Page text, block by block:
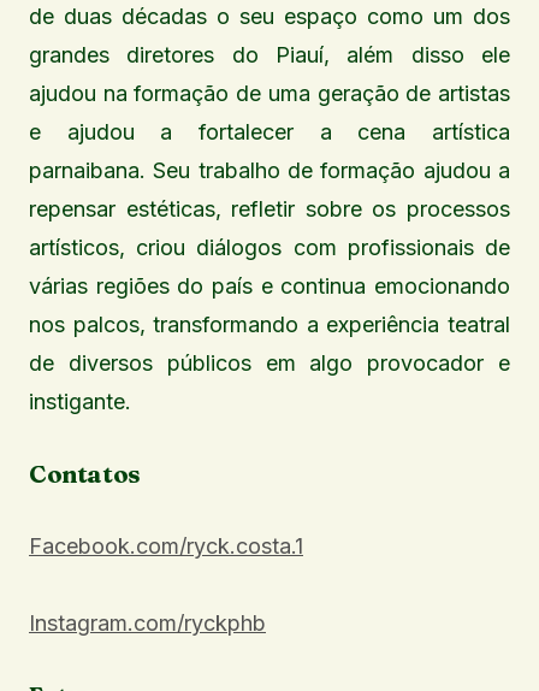
de duas décadas o seu espaço como um dos
grandes diretores do Piauí, além disso ele
ajudou na formação de uma geração de artistas
e ajudou a fortalecer a cena artística
parnaibana. Seu trabalho de formação ajudou a
repensar estéticas, refletir sobre os processos
artísticos, criou diálogos com profissionais de
várias regiões do país e continua emocionando
nos palcos, transformando a experiência teatral
de diversos públicos em algo provocador e
instigante.
Contatos
Facebook.com/ryck.costa.1
Instagram.com/ryckphb